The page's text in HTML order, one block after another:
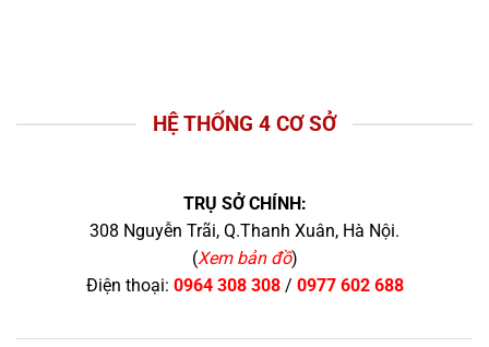
HỆ THỐNG 4 CƠ SỞ
TRỤ SỞ CHÍNH:
308 Nguyễn Trãi, Q.Thanh Xuân, Hà Nội.
(Xem bản đồ)
Điện thoại: 0964 308 308/ 0977 602 688